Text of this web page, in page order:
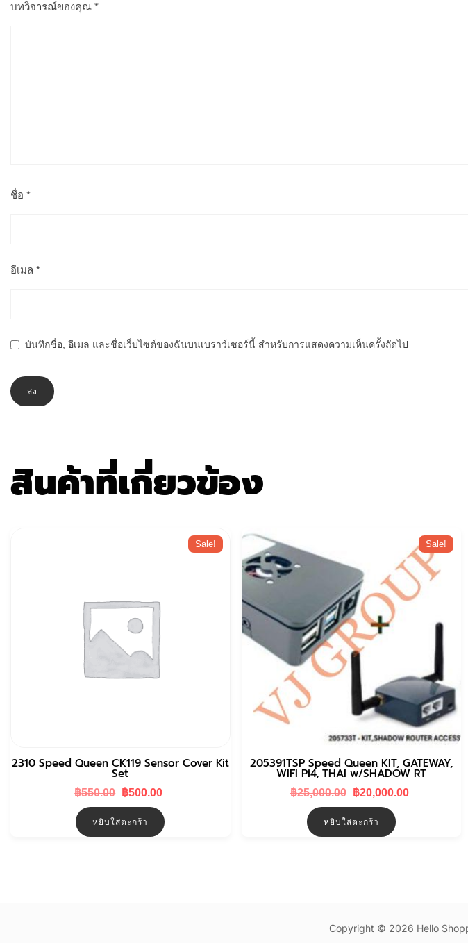
บทวิจารณ์ของคุณ *
ชื่อ *
อีเมล *
บันทึกชื่อ, อีเมล และชื่อเว็บไซต์ของฉันบนเบราว์เซอร์นี้ สำหรับการแสดงความเห็นครั้งถัดไป
สินค้าที่เกี่ยวข้อง
Sale!
2310 Speed Queen CK119 Sensor Cover Kit
Set
฿550.00 Original
฿550.00.
฿500.00
หยิบใส่ตะกร้า
Sale!
205391TSP Speed Queen KIT, GATEWAY,
WIFI Pi4, THAI w/SHADOW RT
฿25,000.00
Original
฿25,000.00.
฿20,000.00
หยิบใส่ตะกร้า
Copyright © 2026 Hello